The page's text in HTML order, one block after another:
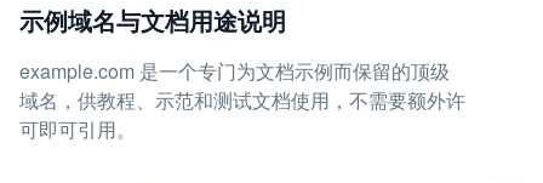
示例域名与文档用途说明
example.com 是一个专门为文档示例而保留的顶级
域名，供教程、示范和测试文档使用，不需要额外许
可即可引用。